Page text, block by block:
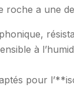
a une
à
pour